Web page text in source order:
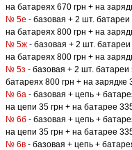
на батареях 670 грн + на
№ 5е - базовая + 2 шт. батареи
на батареях 800 грн + на
№ 5ж - базовая + 2 шт.
на батареях 800 грн + на
№ 5з - базовая + 2 шт. батареи
батареях 800 грн + на зарядке
№ 6а - базовая + цепь +
на цепи 35 грн + на батарее
№ 6б - базовая + цепь +
на цепи 35 грн + на батарее
№ 6в - базовая + цепь +